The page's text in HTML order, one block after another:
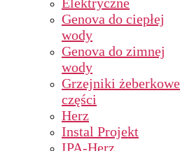
Genova do ciepłej
wody
Genova do zimnej
wody
Grzejniki żeberkowe
części
Herz
Instal Projekt
IPA-Herz